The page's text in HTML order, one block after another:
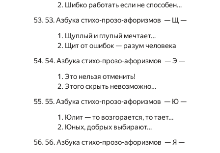
Шибко работать если не способен…
53. Азбука стихо-прозо-афоризмов — Щ —
Щуплый и глупый мечтает…
Щит от ошибок — разум человека
54. Азбука стихо-прозо-афоризмов — Э —
Это нельзя отменить!
Этого скрыть невозможно…
55. Азбука стихо-прозо-афоризмов — Ю —
Юлит — то возгорается, то тает…
Юных, добрых выбирают…
56. Азбука стихо-прозо-афоризмов — Я —